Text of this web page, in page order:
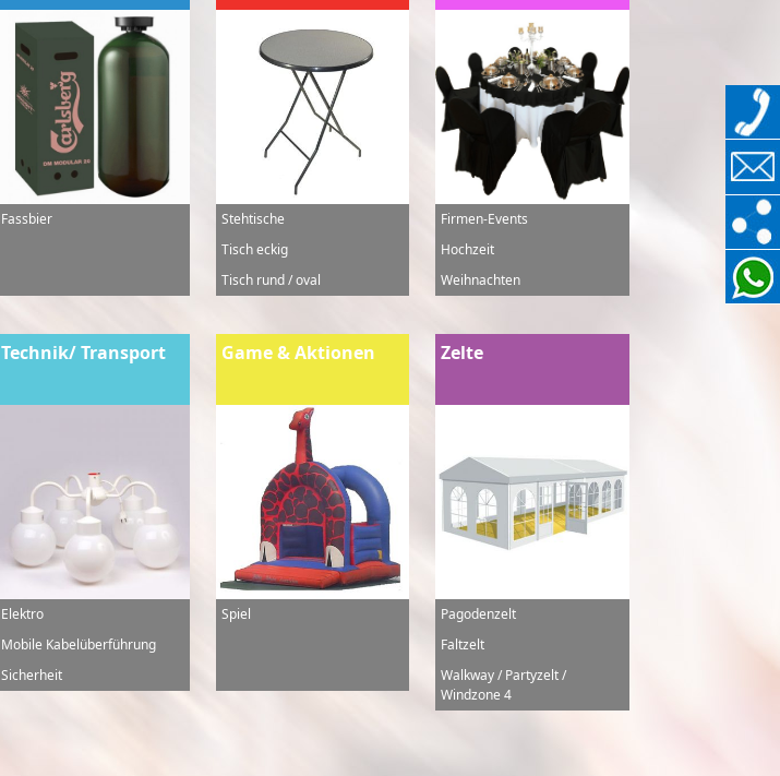
Fassbier
Stehtische
Tisch eckig
Tisch rund / oval
Firmen-Events
Hochzeit
Weihnachten
Technik/ Transport
Elektro
Mobile Kabelüberführung
Sicherheit
Game & Aktionen
Spiel
Zelte
Pagodenzelt
Faltzelt
Walkway / Partyzelt /
Windzone 4